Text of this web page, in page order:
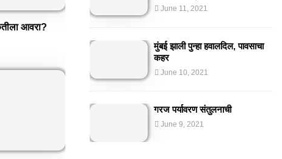
आवरा?
June 11, 2021
मुंबई झाली पुन्हा हवालदिल, पावसाचा
कहर
June 10, 2021
गरज पर्यावरण संतुलनाची
June 9, 2021